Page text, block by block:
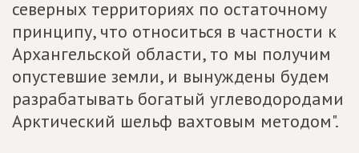
северных территориях по остаточному
принципу, что относиться в частности к
Архангельской области, то мы получим
опустевшие земли, и вынуждены будем
разрабатывать богатый углеводородами
Арктический шельф вахтовым методом".